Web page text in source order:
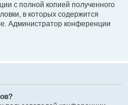
с полной копией полученного
в которых содержится
Администратор конференции